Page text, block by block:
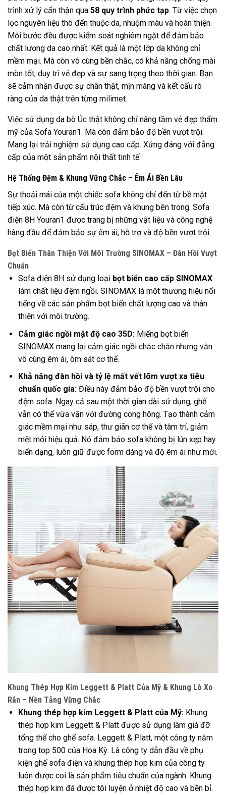
trình xử lý cẩn thận qua 58 quy trình phức tạp. Từ việc chọn
lọc nguyên liệu thô đến thuộc da, nhuộm màu và hoàn thiện.
Mỗi bước đều được kiểm soát nghiêm ngặt để đảm bảo
chất lượng da cao nhất. Kết quả là một lớp da không chỉ
mềm mại. Mà còn vô cùng bền chắc, có khả năng chống mài
mòn tốt, duy trì vẻ đẹp và sự sang trọng theo thời gian. Bạn
sẽ cảm nhận được sự chân thật, mịn màng và kết cấu rõ
ràng của da thật trên từng milimet.
Việc sử dụng da bò Úc thật không chỉ nâng tầm vẻ đẹp thẩm
mỹ của Sofa Youran1. Mà còn đảm bảo độ bền vượt trội.
Mang lại trải nghiệm sử dụng cao cấp. Xứng đáng với đẳng
cấp của một sản phẩm nội thất tinh tế.
Hệ Thống Đệm & Khung Vững Chắc – Êm Ái Bền Lâu
Sự thoải mái của một chiếc sofa không chỉ đến từ bề mặt
tiếp xúc. Mà còn từ cấu trúc đệm và khung bên trong. Sofa
điện 8H Youran1 được trang bị những vật liệu và công nghệ
hàng đầu để đảm bảo sự êm ái, hỗ trợ và độ bền vượt trội.
Bọt Biển Thân Thiện Với Môi Trường SINOMAX – Đàn Hồi Vượt
Chuẩn
Sofa điện 8H sử dụng loại bọt biển cao cấp SINOMAX
làm chất liệu đệm ngồi. SINOMAX là một thương hiệu nổi
tiếng về các sản phẩm bọt biển chất lượng cao và thân
thiện với môi trường.
Cảm giác ngồi mật độ cao 35D:Miếng bọt biển
SINOMAX mang lại cảm giác ngồi chắc chắn nhưng vẫn
vô cùng êm ái, ôm sát cơ thể.
Khả năng đàn hồi và tỷ lệ mất vết lõm vượt xa tiêu
chuẩn quốc gia:Điều này đảm bảo độ bền vượt trội cho
đệm sofa. Ngay cả sau một thời gian dài sử dụng, ghế
vẫn có thể vừa vặn với đường cong hông. Tạo thành cảm
giác mềm mại như sáp, thư giãn cơ thể và tâm trí, giảm
mệt mỏi hiệu quả. Nó đảm bảo sofa không bị lún xẹp hay
biến dạng, luôn giữ được form dáng và độ êm ái như mới.
Khung Thép Hợp Kim Leggett & Platt Của Mỹ & Khung Lò Xo
Rắn – Nền Tảng Vững Chắc
Khung thép hợp kim Leggett & Platt của Mỹ:Khung
thép hợp kim Leggett & Platt được sử dụng làm giá đỡ
tổng thể cho ghế sofa. Leggett & Platt, một công ty nằm
trong top 500 của Hoa Kỳ. Là công ty dẫn đầu về phụ
kiện ghế sofa điện và khung thép hợp kim của công ty
luôn được coi là sản phẩm tiêu chuẩn của ngành. Khung
thép hợp kim đã được tôi luyện ở nhiệt độ cao và bền bỉ.